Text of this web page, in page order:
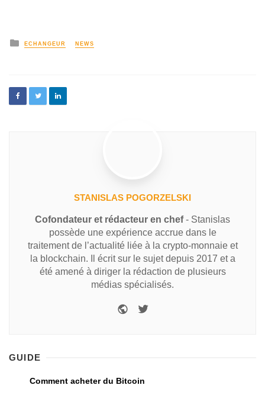
ECHANGEUR NEWS
STANISLAS POGORZELSKI
Cofondateur et rédacteur en chef- Stanislas
possède une expérience accrue dans le
traitement de l’actualité liée à la crypto-monnaie et
la blockchain. Il écrit sur le sujet depuis 2017 et a
été amené à diriger la rédaction de plusieurs
médias spécialisés.
GUIDE
Comment acheter du Bitcoin